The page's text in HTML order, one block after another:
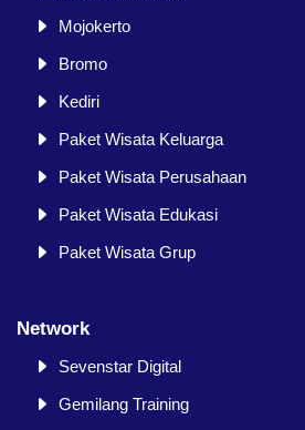
Mojokerto
Bromo
Kediri
Paket Wisata Keluarga
Paket Wisata Perusahaan
Paket Wisata Edukasi
Paket Wisata Grup
Network
Sevenstar Digital
Gemilang Training